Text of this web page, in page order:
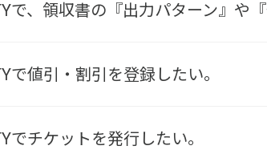
で、領収書の『出力パターン』や
で値引・割引を登録したい。
でチケットを発行したい。